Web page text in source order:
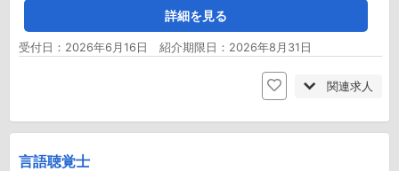
詳細を見る
受付日：2026年6月16日 紹介期限日：2026年8月31日
関連求人
言語聴覚士